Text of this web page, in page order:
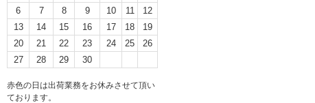
6
7 8 9 10 11
12
13
14 15 16 17 18
19
20
21 22 23 24 25
26
27
28 29 30
赤色の日は出荷業務をお休みさせて頂い
ております。